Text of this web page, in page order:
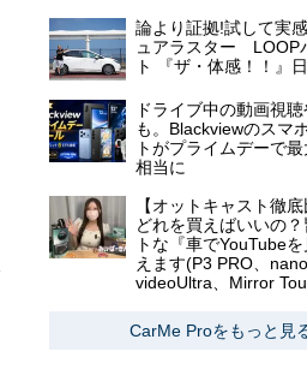
論より証拠!試して実
ュアラスター LOOP
ト 『ザ・体感！！』
ドライブ中の動画視
も。Blackviewのスマ
トがプライムデーで
相当に
【オットキャスト徹
どれを買えばいいの
トな『車でYouTube
えます(P3 PRO、
videoUltra、Mirror
CarMe Proをもっと見